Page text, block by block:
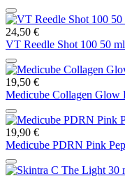
24,50 €
VT Reedle Shot 100 50 ml
19,50 €
Medicube Collagen Glow
19,90 €
Medicube PDRN Pink